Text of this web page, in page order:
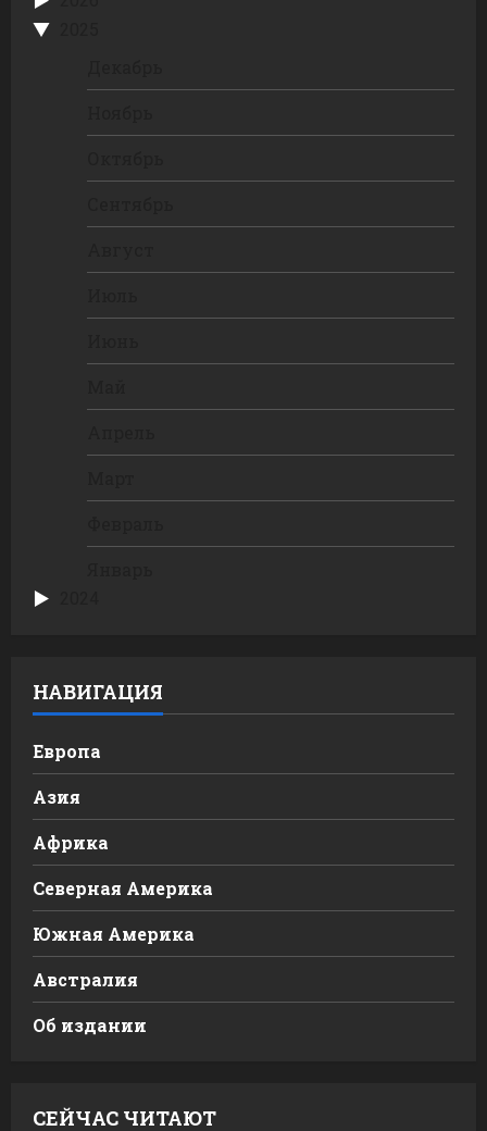
НАВИГАЦИЯ
Европа
Азия
Африка
Северная Америка
Южная Америка
Австралия
Об издании
СЕЙЧАС ЧИТАЮТ